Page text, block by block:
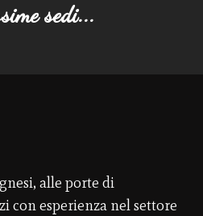
sedi...
alle porte di
con esperienza nel settore